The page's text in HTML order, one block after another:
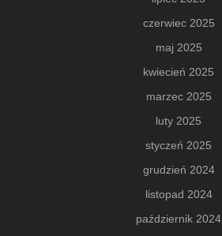
czerwiec 2025
maj 2025
kwiecień 2025
marzec 2025
luty 2025
styczeń 2025
grudzień 2024
listopad 2024
październik 2024